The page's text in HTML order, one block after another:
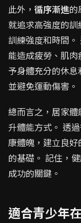
此外， 循序漸進的
就追求高強度的
訓練強度和時間
能造成疲勞、肌
予身體充分的休息
並避免運動傷害。
總而言之，居家
升體能方式。 透
康體魄，建立良
的基礎。 記住，
成功的關鍵。
適合青少年